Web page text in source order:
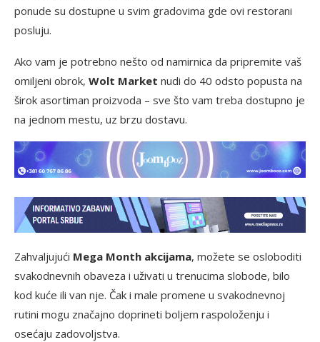
ponude su dostupne u svim gradovima gde ovi restorani
posluju.
Ako vam je potrebno nešto od namirnica da pripremite vaš
omiljeni obrok, Wolt Market nudi do 40 odsto popusta na
širok asortiman proizvoda – sve što vam treba dostupno je
na jednom mestu, uz brzu dostavu.
Zahvaljujući Mega Month akcijama, možete se osloboditi
svakodnevnih obaveza i uživati u trenucima slobode, bilo
kod kuće ili van nje. Čak i male promene u svakodnevnoj
rutini mogu značajno doprineti boljem raspoloženju i
osećaju zadovoljstva.